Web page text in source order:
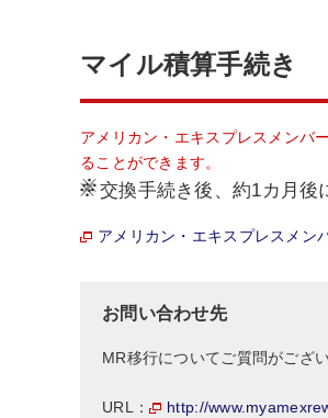
マイル積算手続き
アメリカン・エキスプレスメンバ
ることができます。
※交換手続き後、約1カ月後
アメリカン・エキスプレスメン
お問い合わせ先
MR移行についてご質問がござ
URL： http://